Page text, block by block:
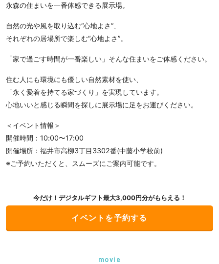
永森の住まいを一番体感できる展示場。
自然の光や風を取り込む“心地よさ”、
それぞれの居場所で楽しむ“心地よさ”。
「家で過ごす時間が一番楽しい」そんな住まいをご体感ください。
住む人にも環境にも優しい自然素材を使い、
「永く愛着を持てる家づくり」を実現しています。
心地いいと感じる瞬間を探しに展示場に足をお運びください。
＜イベント情報＞
開催時間：10:00〜17:00
開催場所：福井市高柳3丁目3302番(中藤小学校前)
※ご予約いただくと、スムーズにご案内可能です。
今だけ！デジタルギフト最大3,000円分がもらえる！
イベントを予約する
movie